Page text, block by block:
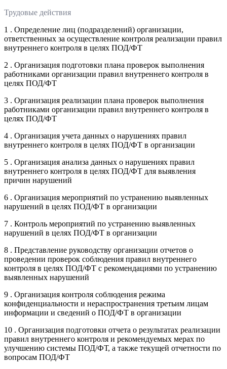
Трудовые действия
1 . Определение лиц (подразделений) организации,
ответственных за осуществление контроля реализации правил
внутреннего контроля в целях ПОД/ФТ
2 . Организация подготовки плана проверок выполнения
работниками организации правил внутреннего контроля в
целях ПОД/ФТ
3 . Организация реализации плана проверок выполнения
работниками организации правил внутреннего контроля в
целях ПОД/ФТ
4 . Организация учета данных о нарушениях правил
внутреннего контроля в целях ПОД/ФТ в организации
5 . Организация анализа данных о нарушениях правил
внутреннего контроля в целях ПОД/ФТ для выявления
причин нарушений
6 . Организация мероприятий по устранению выявленных
нарушений в целях ПОД/ФТ в организации
7 . Контроль мероприятий по устранению выявленных
нарушений в целях ПОД/ФТ в организации
8 . Представление руководству организации отчетов о
проведении проверок соблюдения правил внутреннего
контроля в целях ПОД/ФТ с рекомендациями по устранению
выявленных нарушений
9 . Организация контроля соблюдения режима
конфиденциальности и нераспространения третьим лицам
информации и сведений о ПОД/ФТ в организации
10 . Организация подготовки отчета о результатах реализации
правил внутреннего контроля и рекомендуемых мерах по
улучшению системы ПОД/ФТ, а также текущей отчетности по
вопросам ПОД/ФТ